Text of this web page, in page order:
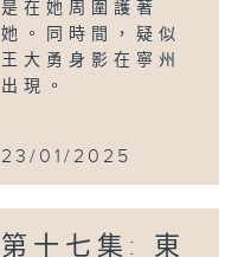
是在她周圍護著
她。同時間，疑似
王大勇身影在寧州
出現。
23/01/2025
第十七集: 東